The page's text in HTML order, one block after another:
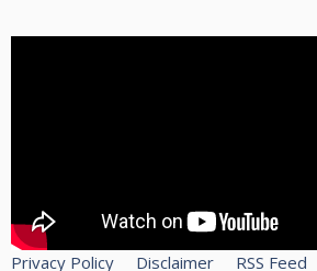
Privacy Policy Disclaimer RSS Feed